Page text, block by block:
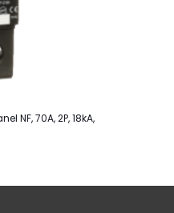
NF, 70A, 2P, 18kA,